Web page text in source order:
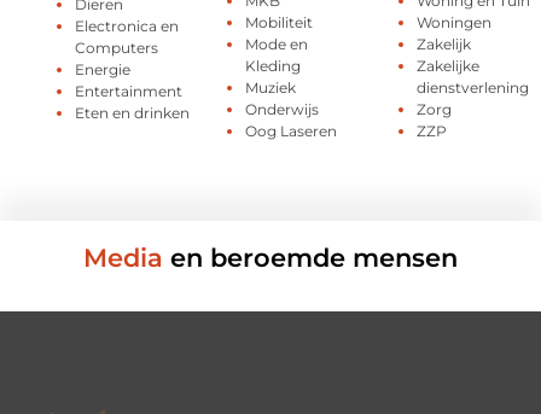
Dieren
Electronica en
Computers
Energie
Entertainment
Eten en drinken
Mobiliteit
Mode en
Kleding
Muziek
Onderwijs
Oog Laseren
Woningen
Zakelijk
Zakelijke
dienstverlening
Zorg
ZZP
Media en beroemde mensen